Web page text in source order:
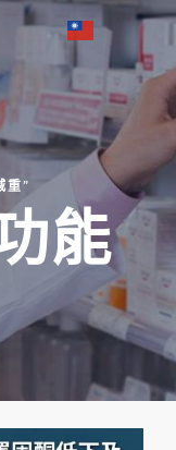
重"
能